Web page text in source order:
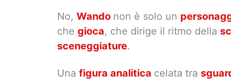
No, Wando non è solo un
che gioca, che dirige il ritmo della
sceneggiature.
Una figura analitica celata tra